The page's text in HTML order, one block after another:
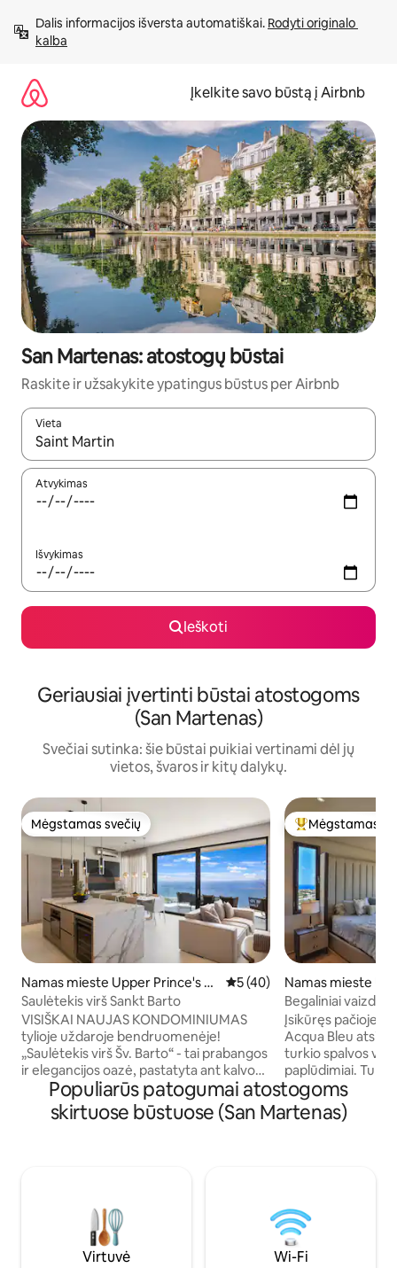
prie
turinio
Dalis informacijos išversta automatiškai. Rodyti originalo
kalba
Įkelkite savo būstą į Airbnb
San Martenas: atostogų būstai
Raskite ir užsakykite ypatingus būstus per Airbnb
Vieta
Kai pasirodys paieškos rezultatai, juos naršyti galite
Atvykimas
Išvykimas
Ieškoti
Geriausiai įvertinti būstai atostogoms
(San Martenas)
Svečiai sutinka: šie būstai puikiai vertinami dėl jų
vietos, švaros ir kitų dalykų.
Mėgstamas svečių
Mėgstamas svečių
Namas mieste Upper Prince's Q
uarter
Vidutinis įvertinimas: 5 iš 5,
5 (40)
Saulėtekis virš Sankt Barto
VISIŠKAI NAUJAS KONDOMINIUMAS
tylioje uždaroje bendruomenėje!
„Saulėtekis virš Šv. Barto“ - tai prabangos
ir elegancijos oazė, pastatyta ant kalvos
šlaito su vaizdu į Atlanto vandenyną ir Šv.
Bartą. Mėgaukitės saulėtekiu kiekvieną
rytą šiame moderniame būste, kurį
svetainės atsiveria netrukdomas
panoraminis vaizdas į vandenyną. Iš
kvapą gniaužiančio begalybės baseino ir
saulėtekio atsiveria vaizdas į vandenyną.
Svečių
Mėgstamas
Namas mieste
e's Quarter
Begaliniai vaizdai
Įsikūręs pačioje
Acqua Bleu
turkio spalvos
paplūdimiai.
prie kai kurių
užtikrinančių
saulėje. Galėsite
kiekviename yra
kambarys.
išties
Populiarūs patogumai atostogoms
skirtuose būstuose (San Martenas)
Virtuvė Wi-Fi